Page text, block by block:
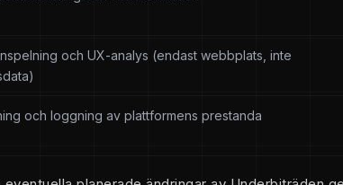
och UX-analys (endast webbplats, inte
och loggning av plattformens prestanda